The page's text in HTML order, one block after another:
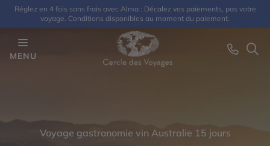
Réglez en 4 fois sans frais avec Alma : Décalez vos paiements, pas votre
voyage. Conditions disponibles au moment du paiement.
MENU
Voyage gastronomie vin Australie 15 jours